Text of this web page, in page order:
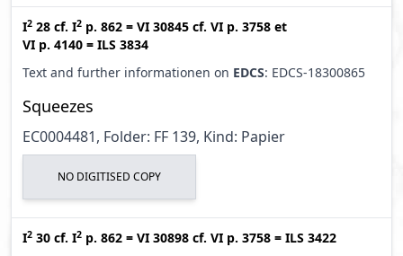
I2 28 cf. I2 p. 862 = VI 30845 cf. VI p. 3758 et
VI p. 4140 = ILS 3834
Text and further informationen on EDCS: EDCS-18300865
Squeezes
EC0004481, Folder: FF 139, Kind: Papier
NO DIGITISED COPY
I2 30 cf. I2 p. 862 = VI 30898 cf. VI p. 3758 = ILS 3422